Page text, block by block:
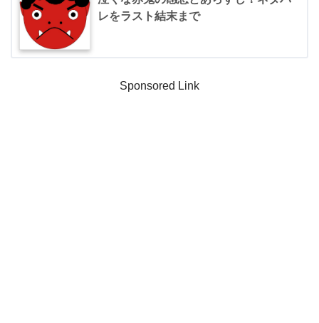
レをラスト結末まで
Sponsored Link